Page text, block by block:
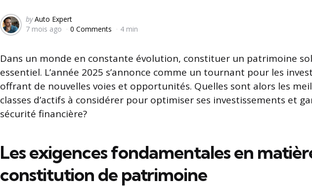
Posted
by
by Auto Expert
7 mois ago
0 Comments 4 min
Dans un monde en constante évolution, constituer un patrimoine
essentiel. L’année 2025 s’annonce comme un tournant pour les
offrant de nouvelles voies et opportunités. Quelles sont alors les
classes d’actifs à considérer pour optimiser ses investissements et
sécurité financière?
Les exigences fondamentales en
constitution de patrimoine